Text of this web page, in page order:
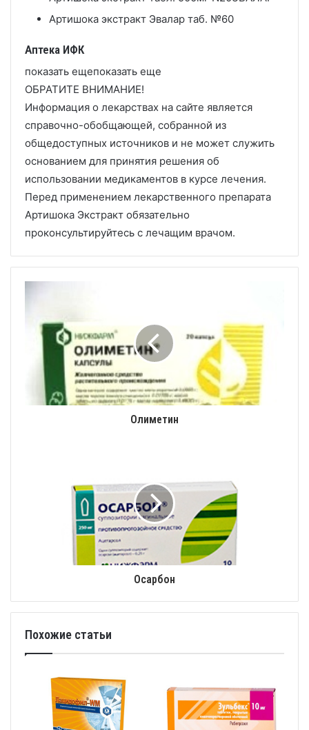
Артишока экстракт Эвалар таб. №60
Аптека ИФК
показать ещепоказать еще
ОБРАТИТЕ ВНИМАНИЕ!
Информация о лекарствах на сайте является
справочно-обобщающей, собранной из
общедоступных источников и не может служить
основанием для принятия решения об
использовании медикаментов в курсе лечения.
Перед применением лекарственного препарата
Артишока Экстракт обязательно
проконсультируйтесь с лечащим врачом.
Олиметин
Осарбон
Похожие статьи